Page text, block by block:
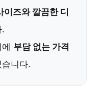
이즈와 깔끔한 디
.
부담 없는 가격
니다.